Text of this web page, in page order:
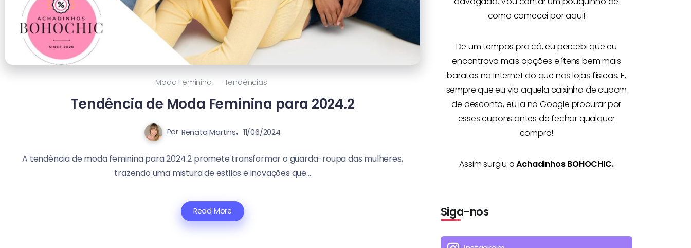
Moda Feminina Tendências
Tendência de Moda Feminina para 2024.2
Por Renata Martins 11/06/2024
A tendência de moda feminina para 2024.2 promete transformar o guarda-roupa das mulheres,
trazendo uma mistura de estilos e inovações que...
Read More
como comecei por aqui!
De um tempos pra cá, eu percebi que eu
encontrava mais opções eítens bem mais
baratos na Internetdo que nas lojas físicas. E,
sempre que eu via aquela caixinha de cupom
de desconto, eu ia no Google procurar por
esses cupons antes de fechar qualquer
compra!
Assim surgiu aAchadinhos BOHOCHIC.
Siga-nos